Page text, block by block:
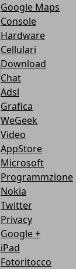
Google Maps
Console
Hardware
Cellulari
Download
Chat
Adsl
Grafica
WeGeek
Video
AppStore
Microsoft
Programmzione
Nokia
Twitter
Privacy
Google +
iPad
Fotoritocco